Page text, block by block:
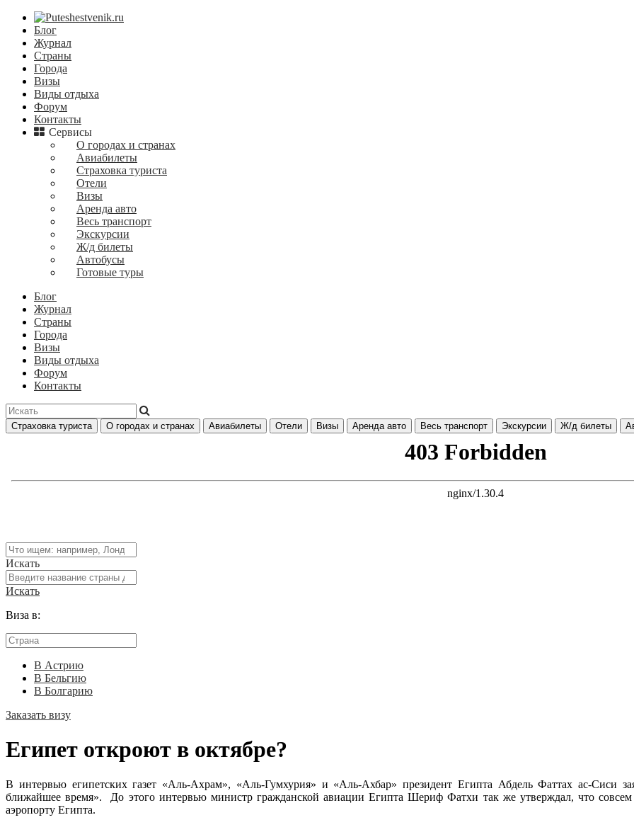
Блог
Журнал
Страны
Города
Визы
Виды отдыха
Форум
Контакты
Сервисы
О городах и странах
Авиабилеты
Страховка туриста
Отели
Визы
Аренда авто
Весь транспорт
Экскурсии
Ж/д билеты
Автобусы
Готовые туры
Блог
Журнал
Страны
Города
Визы
Виды отдыха
Форум
Контакты
Страховка туриста О городах и странах Авиабилеты Отели Визы Аренда авто Весь транспорт Экскурсии Ж/д билеты
Искать
Искать
Виза в:
В Астрию
В Бельгию
В Болгарию
Заказать визу
Египет откроют в октябре?
В интервью египетских газет «Аль-Ахрам», «Аль-Гумхурия» и «Аль-Ахбар» президент Египта Абдель Фаттах ас-Сиси
ближайшее время». До этого интервью министр гражданской авиации Египта Шериф Фатхи так же утверждал, что совсем
аэропорту Египта.